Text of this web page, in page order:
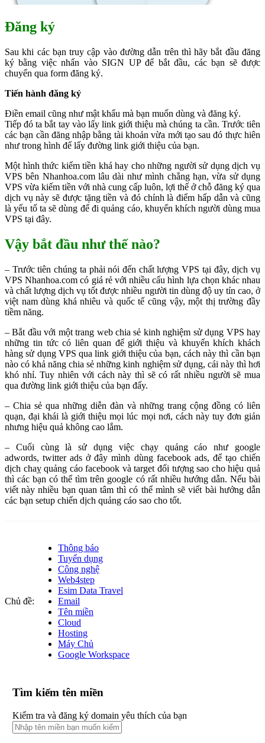
Đăng ký
Sau khi các bạn truy cập vào đường dẫn trên thì hãy bắt đầu đăng
ký bằng việc nhấn vào SIGN UP để bắt đầu, các bạn sẽ được
chuyển qua form đăng ký.
Tiến hành đăng ký
Điền email cũng như mật khẩu mà bạn muốn dùng và đăng ký.
Tiếp đó ta bắt tay vào lấy link giới thiệu mà chúng ta cần. Trước tiên
các bạn cần đăng nhập bằng tài khoản vừa mới tạo sau đó thực hiên
như trong hình để lấy đường link giới thiệu của bạn.
Một hình thức kiếm tiền khá hay cho những người sử dụng dịch vụ
VPS bên Nhanhoa.com lâu dài như mình chẳng hạn, vừa sử dụng
VPS vừa kiếm tiền với nhà cung cấp luôn, lợi thế ở chỗ đăng ký qua
dịch vụ này sẽ được tặng tiền và đó chính là điểm hấp dẫn và cũng
là yếu tố ta sẽ dùng để đi quảng cáo, khuyến khích người dùng mua
VPS tại đây.
Vậy bắt đầu như thế nào?
– Trước tiên chúng ta phải nói đến chất lượng VPS tại đây, dịch vụ
VPS Nhanhoa.com có giá rẻ với nhiều cấu hình lựa chọn khác nhau
và chất lượng dịch vụ tốt được nhiều người tin dùng độ uy tín cao, ở
việt nam dùng khá nhiêu và quốc tế cũng vậy, một thị trường đầy
tiềm năng.
– Bắt đầu với một trang web chia sẻ kinh nghiệm sử dụng VPS hay
những tin tức có liên quan để giới thiệu và khuyến khích khách
hàng sử dụng VPS qua link giới thiệu của bạn, cách này thì cần bạn
nào có khả năng chia sẻ những kinh nghiệm sử dụng, cái này thì hơi
khó nhỉ. Tuy nhiên với cách này thì sẽ có rất nhiều người sẽ mua
qua đường link giới thiệu của bạn đấy.
– Chia sẻ qua những diễn đàn và những trang cộng đồng có liên
quạn, đại khái là giới thiệu mọi lúc mọi nơi, cách này tuy đơn giản
nhưng hiệu quả không cao lắm.
– Cuối cùng là sử dụng việc chạy quảng cáo như google
adwords, twitter ads ở đây mình dùng facebook ads, để tạo chiến
dịch chaỵ quảng cáo facebook và target đối tượng sao cho hiệu quả
thì các bạn có thể tìm trên google có rất nhiều hướng dẫn. Nếu bài
viết này nhiều bạn quan tâm thì có thể mình sẽ viết bài hướng dẫn
các bạn setup chiến dịch quảng cáo sao cho tốt.
Chủ đề:
Thông báo
Tuyển dụng
Công nghệ
Web4step
Esim Data Travel
Email
Tên miền
Cloud
Hosting
Máy Chủ
Google Workspace
Tìm kiếm tên miền
Kiểm tra và đăng ký domain yêu thích của bạn